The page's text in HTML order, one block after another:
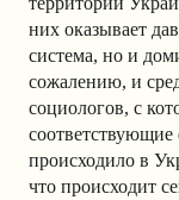
них оказывает
система, но и
сожалению, и
социологов, с
соответствующие
происходило в
что происходит